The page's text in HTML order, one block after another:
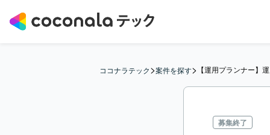
ココナラテック>案件を探す> 【運用プランナー】
募集終了